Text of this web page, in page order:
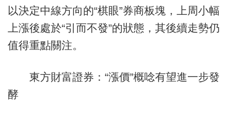
以決定中線方向的“棋眼”券商板塊，上周小幅
上漲後處於“引而不發”的狀態，其後續走勢仍
值得重點關注。
東方財富證券：“漲價”概唸有望進一步發
酵